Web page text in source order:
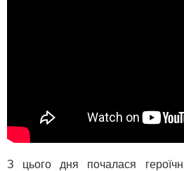
З цього дня почалася